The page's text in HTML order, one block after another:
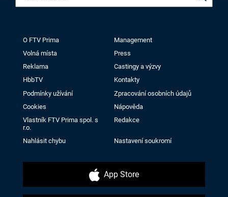
O FTV Prima
Management
Volná místa
Press
Reklama
Castingy a výzvy
HbbTV
Kontakty
Podmínky užívání
Zpracování osobních údajů
Cookies
Nápověda
Vlastník FTV Prima spol. s
r.o.
Redakce
Nahlásit chybu Nastavení soukromí
App Store